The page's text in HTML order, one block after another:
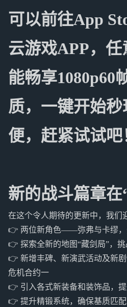
可以前往App
云游戏APP，
能畅享1080p60
质，一键开始
便，赶紧试试吧
新的战斗篇章在
在这个令人期待的更新中，我们
👉 两位新角色——弥弗与卡缪，
👉 探索全新的地图“藏剑局”，
👉 新增丰碑、新演武活动及新
危机合约一
👉 引入各式新装备和装饰品，
👉 提升精锻系统，确保基质匹